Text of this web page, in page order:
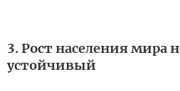
3. Рост населения мира
устойчивый